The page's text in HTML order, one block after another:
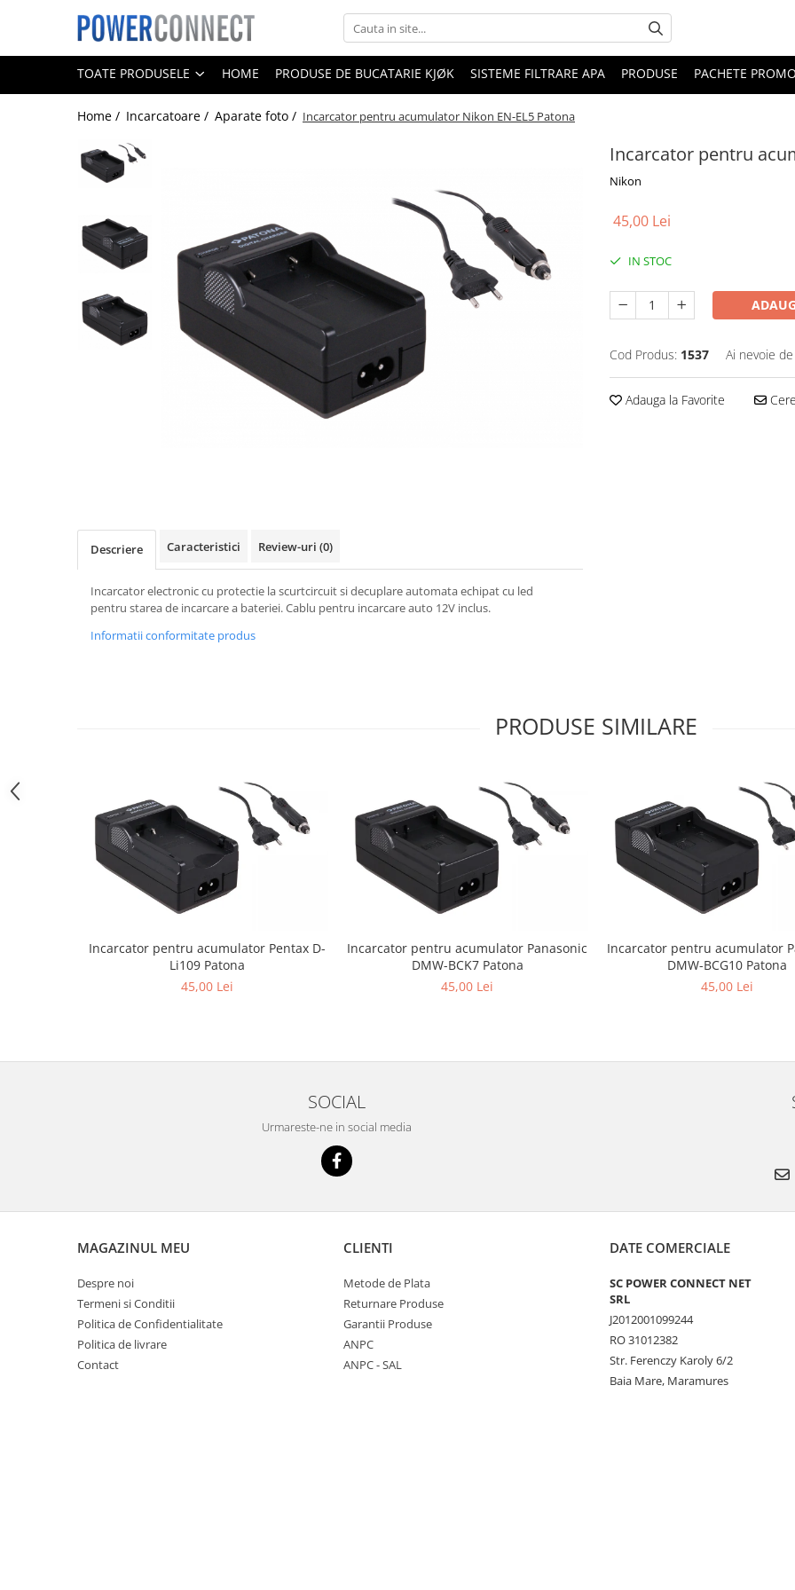
Toate Produsele
Sisteme filtrare apa
Sisteme filtrare apa
Acumulatori
Camere video
Telefoane mobile
Smartwatch
Camere video
Accesorii kjøk
Pachete Promo
Incarcatoare & acumulatori
TOATE PRODUSELE HOME PRODUSE DE BUCATARIE KJØK SISTEME FILTRARE APA PRODUSE PACHETE PROMO
Home / Incarcatoare / Aparate foto / Incarcator pentru acumulator Nikon EN-EL5 Patona
Incarcator pentru
Nikon
45,00 Lei
IN STOC
Cod Produs: 1537 Ai nevoie
Adauga la Favorite
Descriere Caracteristici Review-uri (0)
Incarcator electronic cu protectie la scurtcircuit si decuplare automata echipat cu led
pentru starea de incarcare a bateriei. Cablu pentru incarcare auto 12V inclus.
Informatii conformitate produs
PRODUSE SIMILARE
Incarcator pentru acumulator Pentax D-
Li109 Patona
45,00 Lei
Incarcator pentru acumulator Panasonic
DMW-BCK7 Patona
45,00 Lei
Incarcator pentru acumulator
DMW-BCG10 Patona
45,00 Lei
SOCIAL
Urmareste-ne in social media
MAGAZINUL MEU
Despre noi
Termeni si Conditii
Politica de Confidentialitate
Politica de livrare
Contact
CLIENTI
Metode de Plata
Returnare Produse
Garantii Produse
ANPC
ANPC - SAL
DATE COMERCIALE
SC POWER CONNECT NET
SRL
J2012001099244
RO 31012382
Str. Ferenczy Karoly 6/2
Baia Mare, Maramures